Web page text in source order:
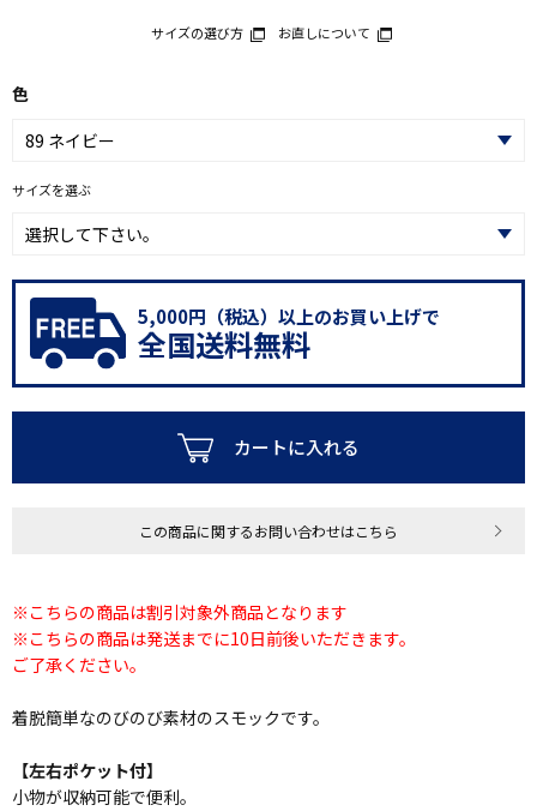
サイズの選び方 お直しについて
色
サイズを選ぶ
5,000円（税込）以上のお買い上げで
全国送料無料
カートに入れる
この商品に関するお問い合わせはこちら
※こちらの商品は割引対象外商品となります
※こちらの商品は発送までに10日前後いただきます。
ご了承ください。
着脱簡単なのびのび素材のスモックです。
【左右ポケット付】
小物が収納可能で便利。